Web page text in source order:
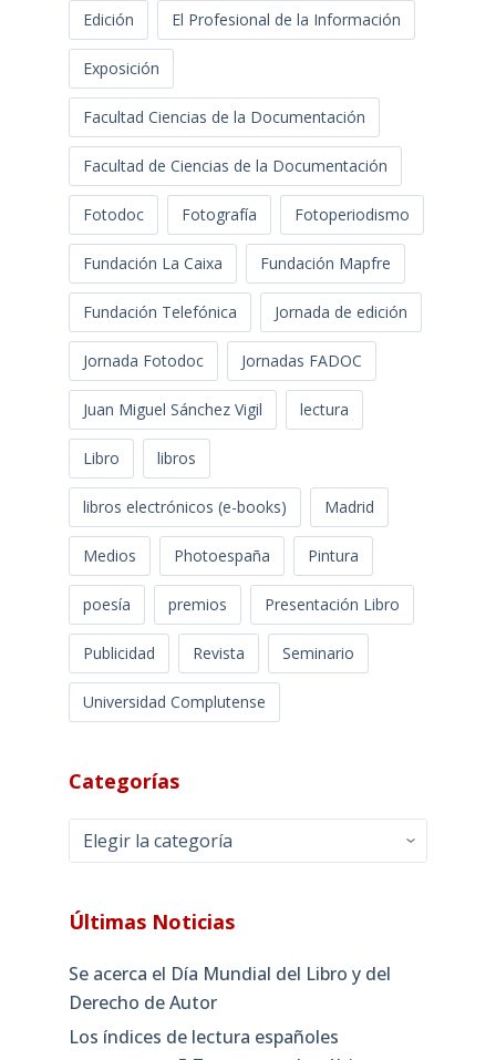
Edición El Profesional de la Información
Exposición
Facultad Ciencias de la Documentación
Facultad de Ciencias de la Documentación
Fotodoc Fotografía Fotoperiodismo
Fundación La Caixa Fundación Mapfre
Fundación Telefónica Jornada de edición
Jornada Fotodoc Jornadas FADOC
Juan Miguel Sánchez Vigil lectura
Libro libros
libros electrónicos (e-books) Madrid
Medios Photoespaña Pintura
poesía premios Presentación Libro
Publicidad Revista Seminario
Universidad Complutense
Categorías
Categorías
Últimas Noticias
Se acerca el Día Mundial del Libro y del
Derecho de Autor
Los índices de lectura españoles